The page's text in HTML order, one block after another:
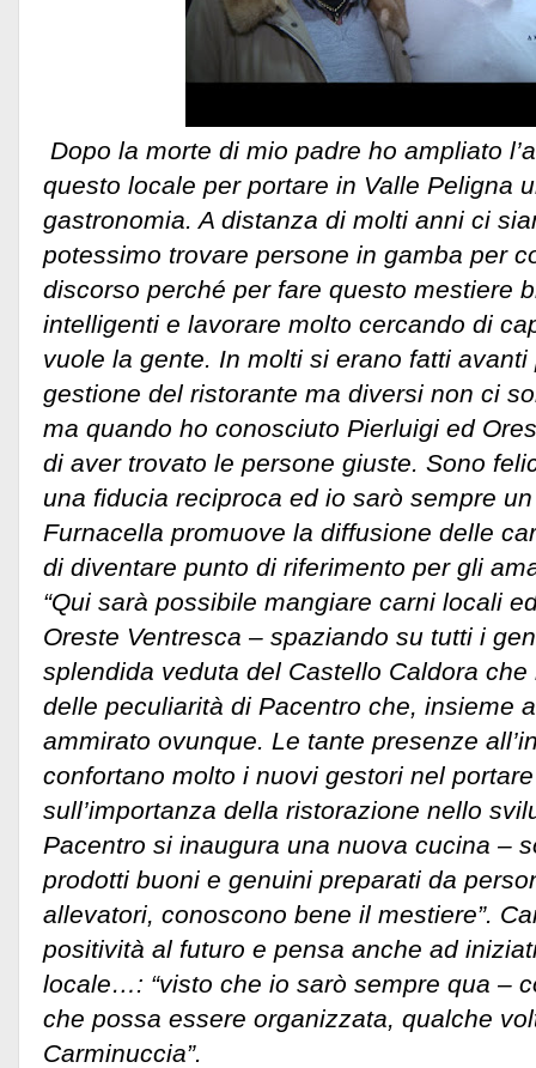
Dopo la morte di mio padre ho ampliato
questo locale per portare in Valle Peligna
gastronomia. A distanza di molti anni ci
potessimo trovare persone in gamba per
discorso perché per fare questo mestiere
intelligenti e lavorare molto cercando di
vuole la gente. In molti si erano fatti avanti
gestione del ristorante ma diversi non ci
ma quando ho conosciuto Pierluigi ed
di aver trovato le persone giuste. Sono
una fiducia reciproca ed io sarò sempre
Furnacella promuove la diffusione delle
di diventare punto di riferimento per gli
“Qui sarà possibile mangiare carni locali
Oreste Ventresca – spaziando su tutti i
splendida veduta del Castello Caldora
delle peculiarità di Pacentro che, insieme
ammirato ovunque. Le tante presenze
confortano molto i nuovi gestori nel
sull’importanza della ristorazione nello
Pacentro si inaugura una nuova cucina –
prodotti buoni e genuini preparati da
allevatori, conoscono bene il mestiere”.
positività al futuro e pensa anche ad
locale…: “visto che io sarò sempre qua –
che possa essere organizzata, qualche
Carminuccia”.